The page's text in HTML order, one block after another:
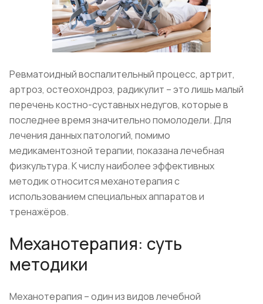
Ревматоидный воспалительный процесс, артрит,
артроз, остеохондроз, радикулит – это лишь малый
перечень костно-суставных недугов, которые в
последнее время значительно помолодели. Для
лечения данных патологий, помимо
медикаментозной терапии, показана лечебная
физкультура. К числу наиболее эффективных
методик относится механотерапия с
использованием специальных аппаратов и
тренажёров.
Механотерапия: суть
методики
Механотерапия – один из видов лечебной